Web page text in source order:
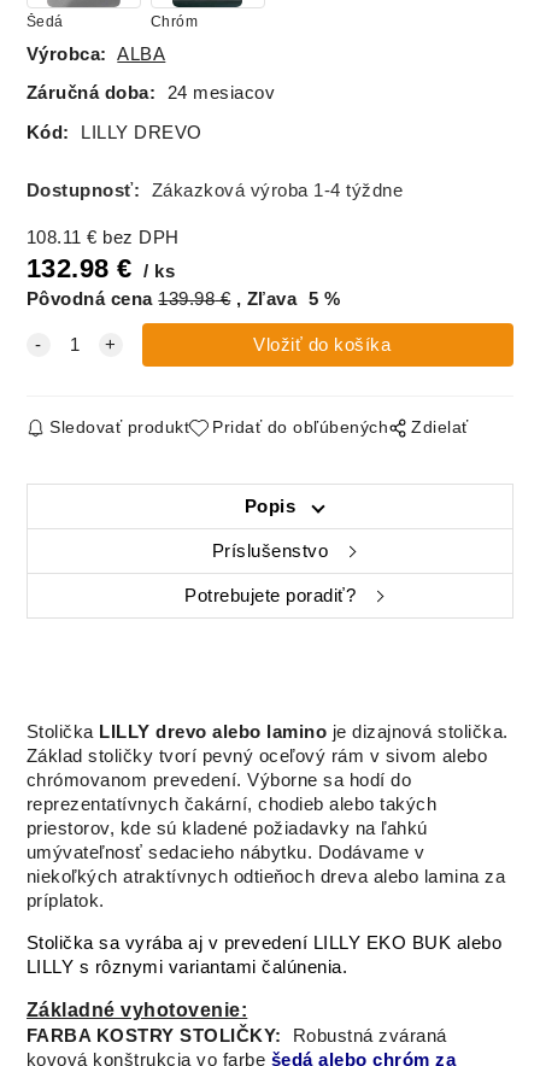
Šedá Chróm
Výrobca: ALBA
Záručná doba: 24 mesiacov
Kód: LILLY DREVO
Dostupnosť: Zákazková výroba 1-4 týždne
108.11 € bez DPH
132.98 €
ks
Pôvodná cena 139.98€ Zľava 5 %
Sledovať produkt Pridať do obľúbených Zdielať
Popis
Príslušenstvo
Potrebujete poradiť?
Stolička LILLY drevo alebo lamino je dizajnová stolička.
Základ stoličky tvorí pevný oceľový rám v sivom alebo
chrómovanom prevedení. Výborne sa hodí do
reprezentatívnych čakární, chodieb alebo takých
priestorov, kde sú kladené požiadavky na ľahkú
umývateľnosť sedacieho nábytku. Dodávame v
niekoľkých atraktívnych odtieňoch dreva alebo lamina za
príplatok.
Stolička sa vyrába aj v prevedení LILLY EKO BUK alebo
LILLY s rôznymi variantami čalúnenia.
Základné vyhotovenie:
FARBA KOSTRY STOLIČKY:
Robustná zváraná
kovová konštrukcia vo farbe šedá alebo chróm za